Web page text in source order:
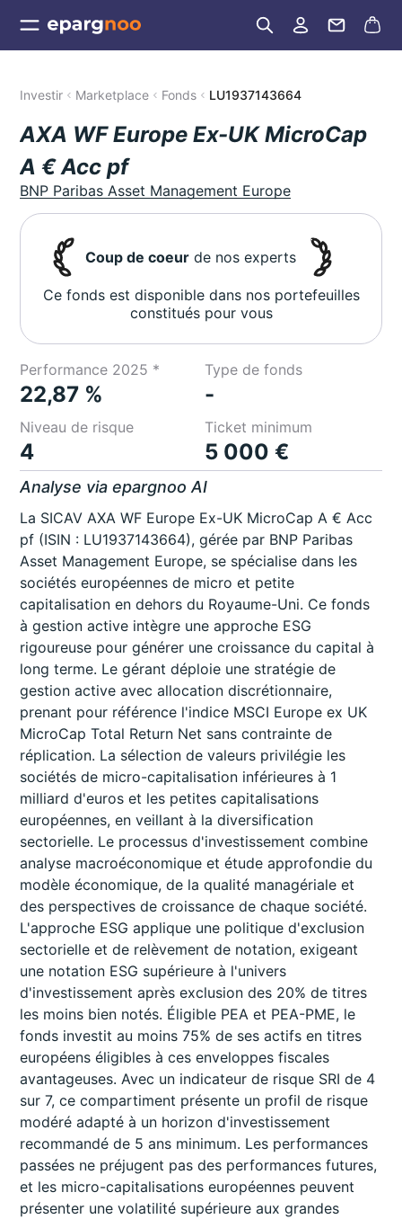
Investir Marketplace Fonds LU1937143664
AXA WF Europe Ex-UK MicroCap
A € Acc pf
BNP Paribas Asset Management Europe
Coup de coeur de nos experts
Ce fonds est disponible dans nos portefeuilles
constitués pour vous
Performance 2025 *
22,87 %
Type de fonds
-
Niveau de risque
4
Ticket minimum
5 000 €
Analyse via epargnoo AI
La SICAV AXA WF Europe Ex-UK MicroCap A € Acc
pf (ISIN : LU1937143664), gérée par BNP Paribas
Asset Management Europe, se spécialise dans les
sociétés européennes de micro et petite
capitalisation en dehors du Royaume-Uni. Ce fonds
à gestion active intègre une approche ESG
rigoureuse pour générer une croissance du capital à
long terme. Le gérant déploie une stratégie de
gestion active avec allocation discrétionnaire,
prenant pour référence l'indice MSCI Europe ex UK
MicroCap Total Return Net sans contrainte de
réplication. La sélection de valeurs privilégie les
sociétés de micro-capitalisation inférieures à 1
milliard d'euros et les petites capitalisations
européennes, en veillant à la diversification
sectorielle. Le processus d'investissement combine
analyse macroéconomique et étude approfondie du
modèle économique, de la qualité managériale et
des perspectives de croissance de chaque société.
L'approche ESG applique une politique d'exclusion
sectorielle et de relèvement de notation, exigeant
une notation ESG supérieure à l'univers
d'investissement après exclusion des 20% de titres
les moins bien notés. Éligible PEA et PEA-PME, le
fonds investit au moins 75% de ses actifs en titres
européens éligibles à ces enveloppes fiscales
avantageuses. Avec un indicateur de risque SRI de 4
sur 7, ce compartiment présente un profil de risque
modéré adapté à un horizon d'investissement
recommandé de 5 ans minimum. Les performances
passées ne préjugent pas des performances futures,
et les micro-capitalisations européennes peuvent
présenter une volatilité supérieure aux grandes